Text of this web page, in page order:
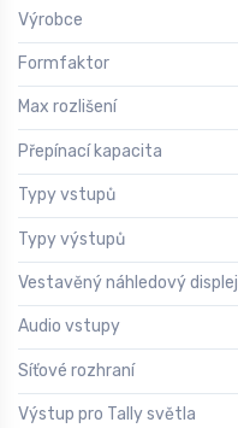
Výrobce
Formfaktor
Max rozlišení
Přepínací kapacita
Typy vstupů
Typy výstupů
Vestavěný náhledový displej
Audio vstupy
Síťové rozhraní
Výstup pro Tally světla